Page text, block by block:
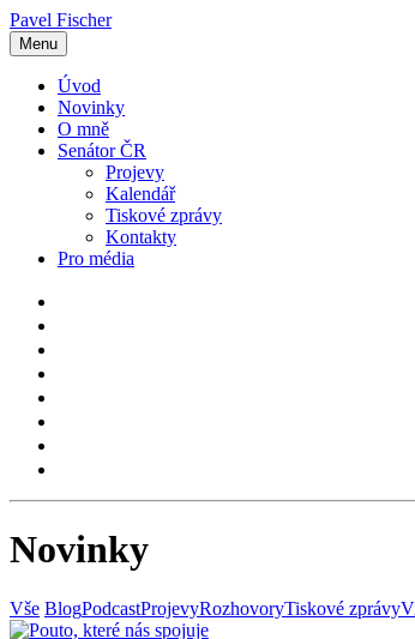
Pavel Fischer
Menu
Úvod
Novinky
O mně
Senátor ČR
Projevy
Kalendář
Tiskové zprávy
Kontakty
Pro média
Novinky
Vše BlogPodcastProjevyRozhovoryTiskové zprávy